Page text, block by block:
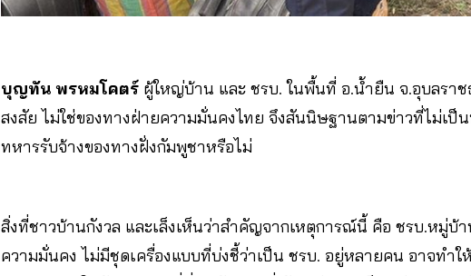
บุญทัน พรหมโคตร์ ผู้ใหญ่บ้าน และ ชรบ. ในพื้นที่ อ.น้ำยืน จ.อุบลรา
สงสัย ไม่ใช่ของทางฝ่ายความมั่นคงไทย จึงสันนิษฐานตามข่าวที่ไม่เป็
ทหารรับจ้างของทางฝั่งกัมพูชาหรือไม่
สิ่งที่ชาวบ้านกังวล และเล็งเห็นว่าสำคัญจากเหตุการณ์นี้ คือ ชรบ.หมู่บ้
ความมั่นคง ไม่มีชุดเครื่องแบบที่บ่งชี้ว่าเป็น ชรบ. อยู่หลายคน อาจทำใ